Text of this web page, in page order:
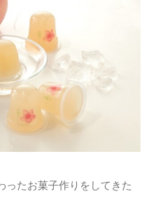
ったお菓子作りをしてきた